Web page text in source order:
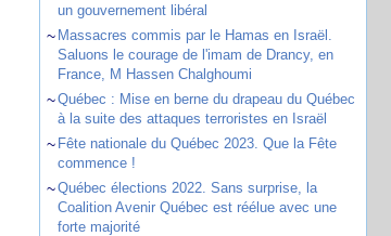
un gouvernement libéral
~ Massacres commis par le Hamas en Israël.
Saluons le courage de l'imam de Drancy, en
France, M Hassen Chalghoumi
~Québec : Mise en berne du drapeau du Québec
à la suite des attaques terroristes en Israël
~ Fête nationale du Québec 2023. Que la Fête
commence !
~Québec élections 2022. Sans surprise, la
Coalition Avenir Québec est réélue avec une
forte majorité